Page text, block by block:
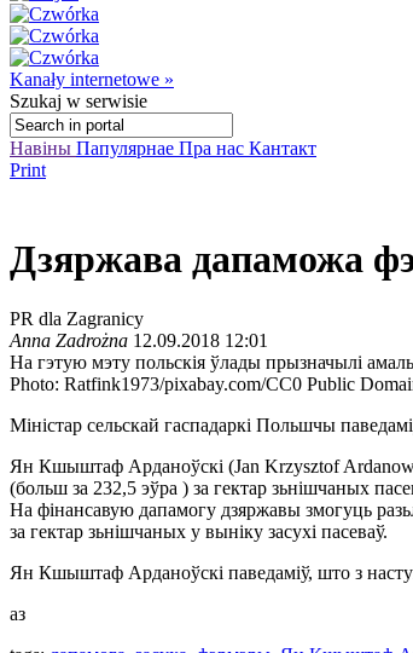
Kanały internetowe »
Szukaj w serwisie
Навіны Папулярнае Пра нас Кантакт
Print
Дзяржава дапаможа
PR dla Zagranicy
Anna Zadrożna 12.09.2018 12:01
На гэтую мэту польскія ўлады прызначылі
Photo: Ratfink1973/pixabay.com/CC0 Public
Міністар сельскай гаспадаркі Польшчы
Ян Кшыштаф Арданоўскі (Jan Krzysztof
(больш за 232,5 эўра ) за гектар зьнішчаных
На фінансавую дапамогу дзяржавы змогуць
за гектар зьнішчаных у выніку засухі пасеваў.
Ян Кшыштаф Арданоўскі паведаміў, што з
аз